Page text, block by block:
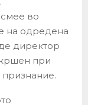
смее во
на одредена
директор
при